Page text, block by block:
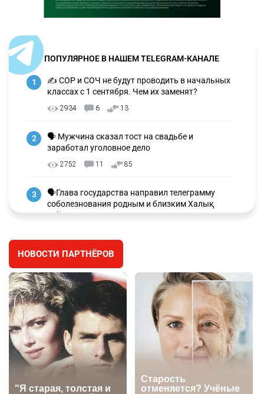
ПОПУЛЯРНОЕ В НАШЕМ TELEGRAM-КАНАЛЕ
1
✍️ СОР и СОЧ не будут проводить в начальных
классах с 1 сентября. Чем их заменят?
2934 6 13
2
🗣 Мужчина сказал тост на свадьбе и
заработал уголовное дело
2752 11 85
3
🗣Глава государства направил телеграмму
соболезнования родным и близким Халық
қаһарманы Ивана Гапича
🇫🇷 Клуб ПСЖ объявил об открытии своей
футбольной академии в Астане
2629 2 39
5
🇺🇸🇯🇵 США и Япония провели совместную
интервенцию для спасения иены
2686 1 16
НОВОСТИ ПАРТНЁРОВ